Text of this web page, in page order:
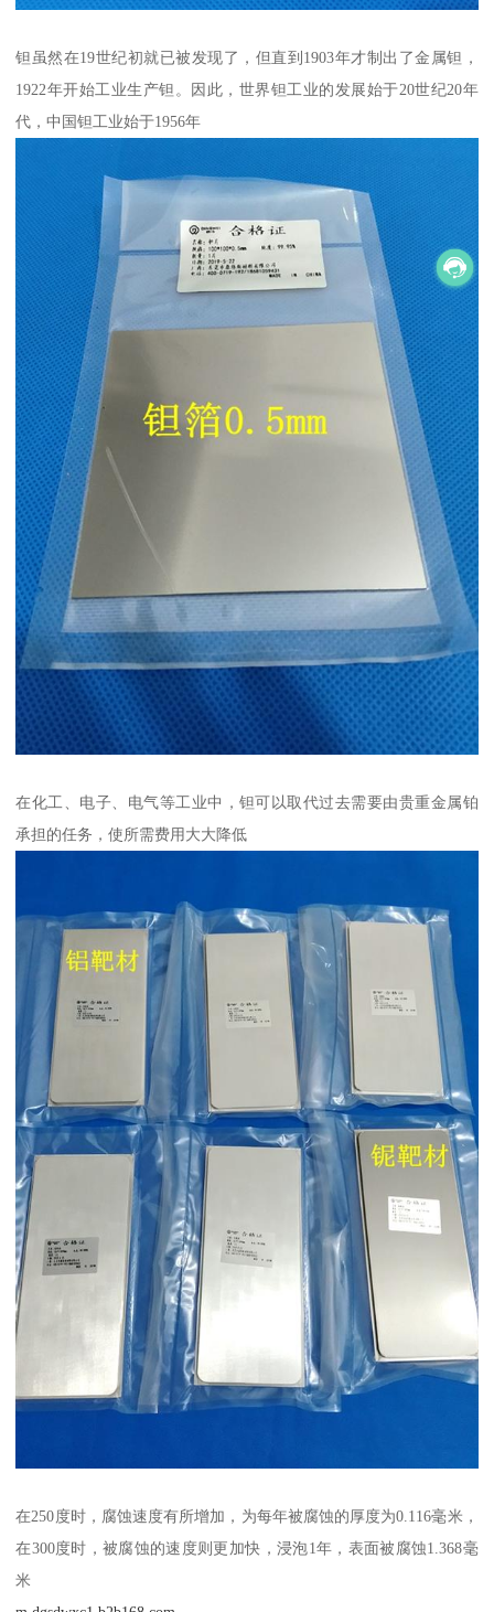
钽虽然在19世纪初就已被发现了，但直到1903年才制出了金属钽，
1922年开始工业生产钽。因此，世界钽工业的发展始于20世纪20年
代，中国钽工业始于1956年
在化工、电子、电气等工业中，钽可以取代过去需要由贵重金属铂
承担的任务，使所需费用大大降低
在250度时，腐蚀速度有所增加，为每年被腐蚀的厚度为0.116毫米，
在300度时，被腐蚀的速度则更加快，浸泡1年，表面被腐蚀1.368毫
米